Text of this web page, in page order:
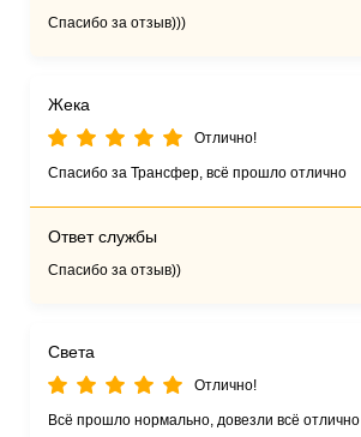
Спасибо за отзыв)))
Жека
Отлично!
Спасибо за Трансфер, всё прошло отлично
Ответ службы
Спасибо за отзыв))
Света
Отлично!
Всё прошло нормально, довезли всё отлично